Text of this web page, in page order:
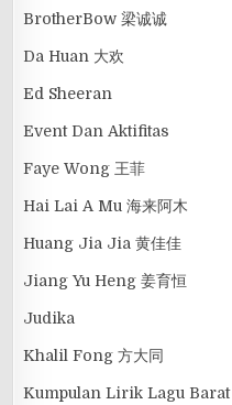
BrotherBow 梁诚诚
Da Huan 大欢
Ed Sheeran
Event Dan Aktifitas
Faye Wong 王菲
Hai Lai A Mu 海来阿木
Huang Jia Jia 黄佳佳
Jiang Yu Heng 姜育恒
Judika
Khalil Fong 方大同
Kumpulan Lirik Lagu Barat